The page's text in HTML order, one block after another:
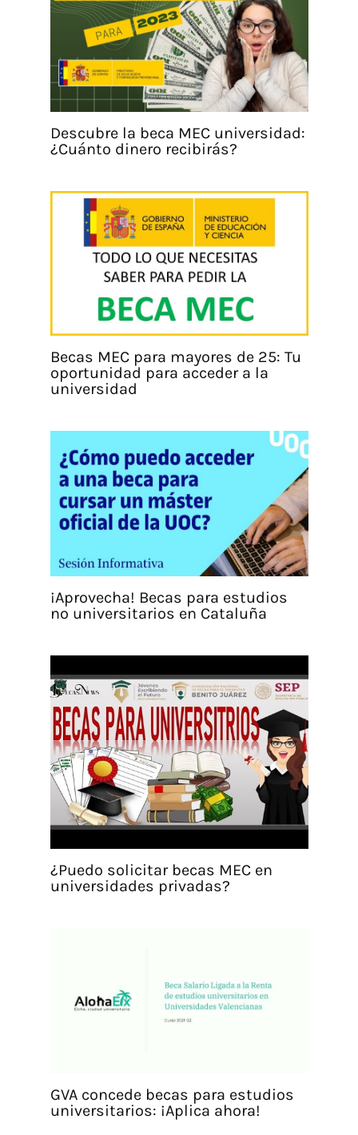
Descubre la beca MEC universidad:
¿Cuánto dinero recibirás?
Becas MEC para mayores de 25: Tu
oportunidad para acceder a la
universidad
¡Aprovecha! Becas para estudios
no universitarios en Cataluña
¿Puedo solicitar becas MEC en
universidades privadas?
GVA concede becas para estudios
universitarios: ¡Aplica ahora!